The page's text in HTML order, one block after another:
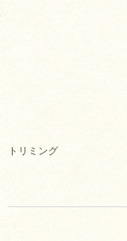
トリミング